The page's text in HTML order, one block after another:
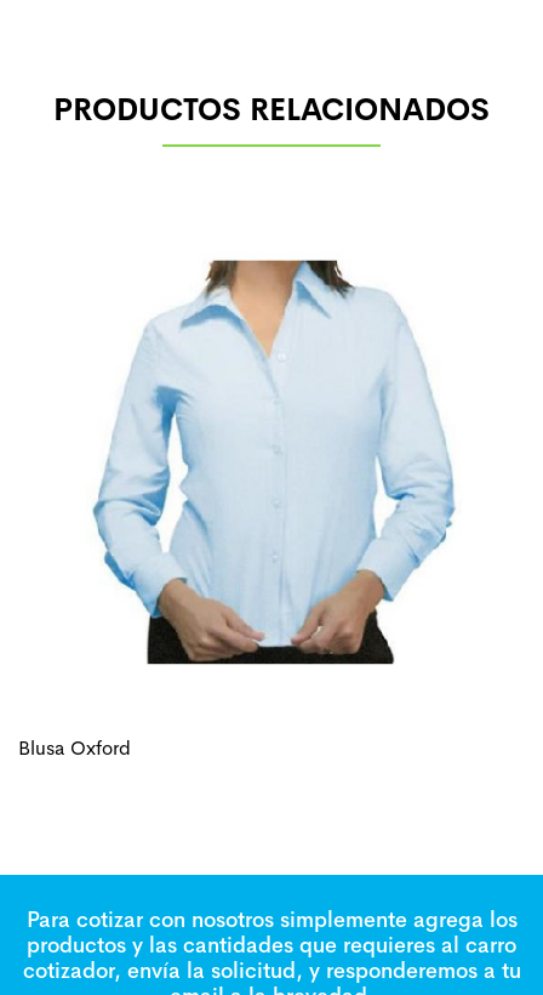
PRODUCTOS RELACIONADOS
Blusa Oxford
Para cotizar con nosotros simplemente agrega los
productos y las cantidades que requieres al carro
cotizador, envía la solicitud, y responderemos a tu